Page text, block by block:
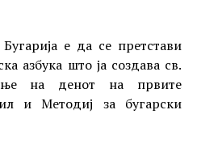
е да се претстави
азбука што ја создава св.
на денот на првите
и Методиј за бугарски